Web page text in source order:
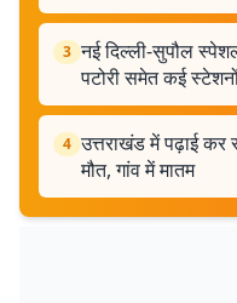
3 नई दिल्ली-सुपौल
पटोरी समेत कई
4 उत्तराखंड में पढ़ाई कर
मौत, गांव में मातम